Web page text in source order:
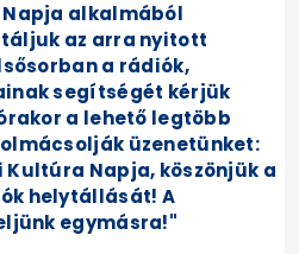
alkalmából
az arra nyitott
a rádiók,
segítségét kérjük
a lehető legtöbb
üzenetünket:
Kultúra Napja, köszönjük a
helytállását! A
egymásra!"